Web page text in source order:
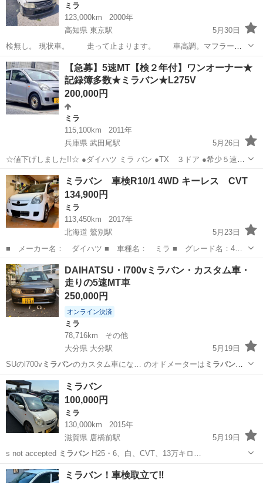
ミラ
123,000km
2000年
高知県 東京駅
5月30日
検無し。 現状車。 走って止まります。 車高調。マフラー。
見て決めて下さい。
高知 高知市 東京駅
【急募】5速MT【検２年付】ワンオーナー★
記録簿多数★ミラバン★L275V
200,000円
ミラ
115,100km
2011年
兵庫県 武田尾駅
5月26日
☆値下げしました!!☆ ●ダイハツ ミラ バン ●TX ３ドア ●希少５速マ
ニュアル ●平成23年11月年式 ●距離 115,100km ●車検まるまる２年付
●修復歴あり ●キズ色褪せ凹みあり ●現状出品ですのでご理解ご...
兵庫 西宮市 ミラ ミラバン
ミラバン 車検R10/1 4WD キーレス CVT
134,900円
ミラ
113,450km
2017年
北海道 鷲別駅
5月23日
■ メーカー名： ダイハツ ■ 車種名： ミラ ■ グレード名：4WD
CVT ■ 排気量： 660cc ■ ドア枚数： 3D ■ 修復歴有無： 不明
■ 年式（年）： 2017 ■ 走行距離： 113,450km ■ 車検...
北海道 室蘭市
DAIHATSU・l700vミラバン・カスタム車・
走りの5速MT車
250,000円
オンライン決済
ミラ
78,716km
その他
大分県 大分駅
5月19日
SUのl700vミラバンのカスタム車にな… のオドメーターは ミラバンの
メーターから移…
大分 大分市
ミラバン
100,000円
ミラ
130,000km
2015年
滋賀県 唐橋前駅
5月19日
s not accepted ミラバンH25・6、白、CVT、13万キロ…
滋賀 大津市 唐橋前駅 ミラ ミラバン
ミラバン！車検取立て‼️